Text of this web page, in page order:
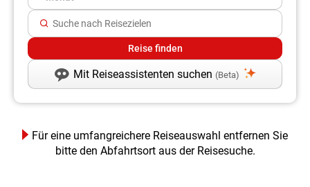
Mit Reiseassistenten suchen (Beta)
Für eine umfangreichere Reiseauswahl entfernen Sie
bitte den Abfahrtsort aus der Reisesuche.